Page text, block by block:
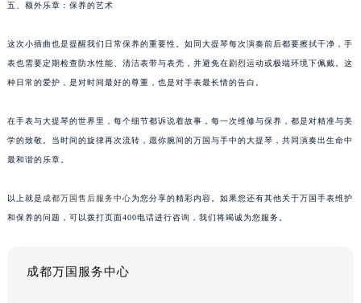
五、额外乐章：保养的艺术
这次小插曲也是提醒我们日常保养的重要性。如同大提琴每次演奏前后都要擦拭干净，手
表也需要定期检查防水性能、清洁表带与表壳，并避免在剧烈运动或极端环境下佩戴。这
种日常的爱护，是对时间最好的尊重，也是对手表最长情的告白。
在手表与大提琴的世界里，每个细节都诉说着故事，每一次维修与保养，都是对精准与美
学的致敬。当时间的旋律再次流转，愿你腕间的万国与手中的大提琴，共同演奏出生命中
最和谐的乐章。
以上就是 成都万国售后服务中心为您分享的精彩内容。如果您还有其他关于万国手表维护
和保养的问题，可以拨打页面400电话进行咨询，我们将竭诚为您服务。
成都万国服务中心